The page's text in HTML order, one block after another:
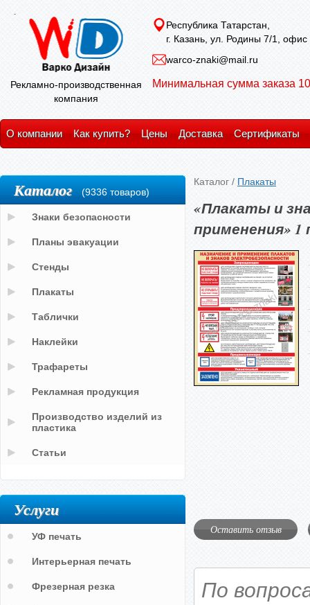
Рекламно-производственная
компания
Республика Татарстан,
г. Казань, ул. Родины 7/1, офис
warco-znaki@mail.ru
Минимальная сумма заказа
О компании Как купить? Цены Доставка Сертификаты
Каталог / Плакаты
«Плакаты и
применения» 1
Оставить отзыв
По
Каталог (9336 товаров)
Знаки безопасности
Планы эвакуации
Стенды
Плакаты
Таблички
Наклейки
Трафареты
Рекламная продукция
Производство изделий из
пластика
Статьи
Услуги
УФ печать
Интерьерная печать
Фрезерная резка